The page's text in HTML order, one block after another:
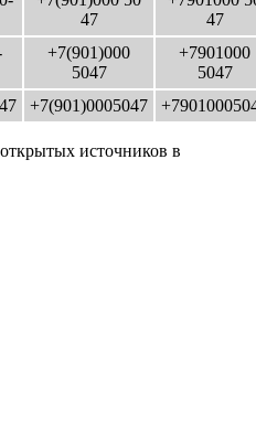
47
47
+7(901)000
5047
+7901000
5047
+7(901)0005047
источников в